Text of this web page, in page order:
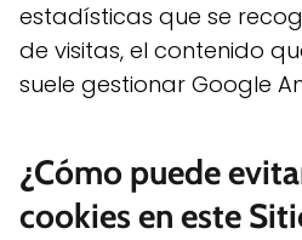
estadísticas que se
de visitas, el contenido
suele gestionar Google
¿Cómo puede
cookies en este